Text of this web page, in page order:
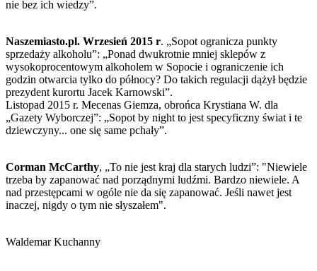
nie bez ich wiedzy”.
Naszemiasto.pl. Wrzesień 2015 r. „Sopot ogranicza punkty
sprzedaży alkoholu”: „Ponad dwukrotnie mniej sklepów z
wysokoprocentowym alkoholem w Sopocie i ograniczenie ich
godzin otwarcia tylko do północy? Do takich regulacji dążył będzie
prezydent kurortu Jacek Karnowski”.
Listopad 2015 r. Mecenas Giemza, obrońca Krystiana W. dla
„Gazety Wyborczej”: „Sopot by night to jest specyficzny świat i te
dziewczyny... one się same pchały”.
Corman McCarthy, „To nie jest kraj dla starych ludzi”: "Niewiele
trzeba by zapanować nad porządnymi ludźmi. Bardzo niewiele. A
nad przestępcami w ogóle nie da się zapanować. Jeśli nawet jest
inaczej, nigdy o tym nie słyszałem".
Waldemar Kuchanny